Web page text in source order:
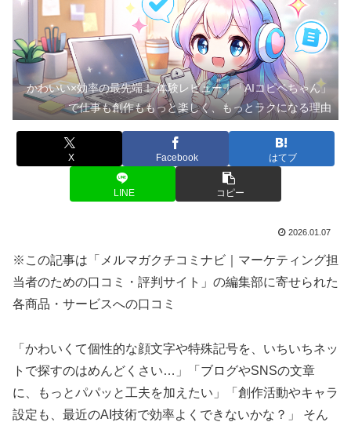
かわいい×効率の最先端！ 体験レビュー｜「AIコピペちゃん」
で仕事も創作ももっと楽しく、もっとラクになる理由
X Facebook はてブ
LINE コピー
2026.01.07
※この記事は「メルマガクチコミナビ｜マーケティング担
当者のための口コミ・評判サイト」の編集部に寄せられた
各商品・サービスへの口コミ
「かわいくて個性的な顔文字や特殊記号を、いちいちネッ
トで探すのはめんどくさい…」「ブログやSNSの文章
に、もっとパパッと工夫を加えたい」「創作活動やキャラ
設定も、最近のAI技術で効率よくできないかな？」 そん